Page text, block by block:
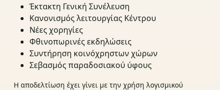
Έκτακτη Γενική Συνέλευση
Κανονισμός λειτουργίας Κέντρου
Νέες χορηγίες
Φθινοπωρινές εκδηλώσεις
Συντήρηση κοινόχρηστων χώρων
Σεβασμός παραδοσιακού ύφους
Η αποδελτίωση έχει γίνει με την χρήση λογισμικού